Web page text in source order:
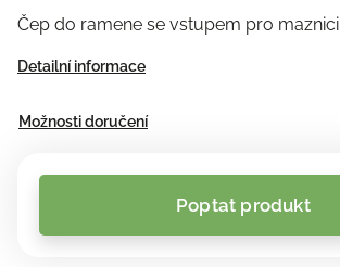
Čep do ramene se vstupem pro maznici
Detailní informace
Možnosti doručení
Poptat produkt